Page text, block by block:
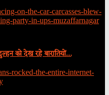
को देख रहे बारातियों…